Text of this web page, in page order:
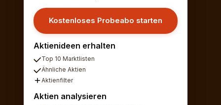
Kostenloses Probeabo starten
Aktienideen erhalten
Top 10 Marktlisten
Ähnliche Aktien
Aktienfilter
Aktien analysieren